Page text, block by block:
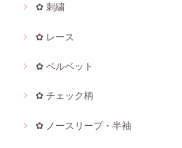
✿ 刺繍
✿ レース
✿ ベルベット
✿ チェック柄
✿ ノースリープ・半袖